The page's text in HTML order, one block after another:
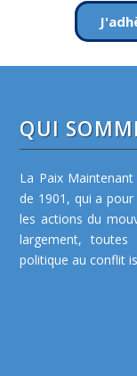
QUI
La Paix
de 1901, qui a
les actions du
largement, toutes
politique au conflit